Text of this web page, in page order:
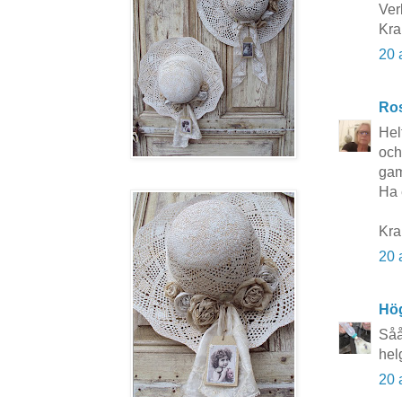
20
Ha
20
20